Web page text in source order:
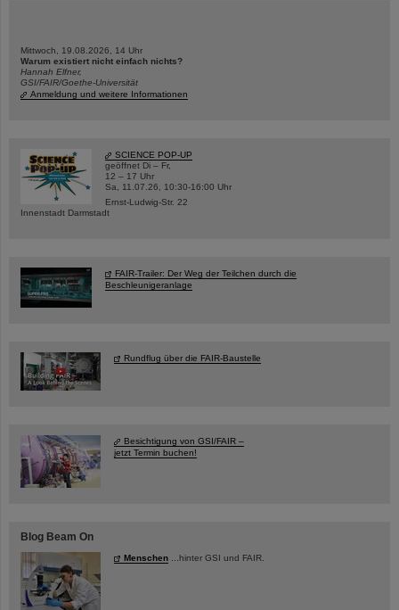
Mittwoch, 19.08.2026, 14 Uhr
Warum existiert nicht einfach nichts?
Hannah Elfner,
GSI/FAIR/Goethe-Universität
Anmeldung und weitere Informationen
SCIENCE POP-UP
geöffnet Di – Fr,
12 – 17 Uhr
Sa, 11.07.26, 10:30-16:00 Uhr
Ernst-Ludwig-Str. 22
Innenstadt Darmstadt
FAIR-Trailer: Der Weg der Teilchen durch die
Beschleunigeranlage
Rundflug über die FAIR-Baustelle
Besichtigung von GSI/FAIR –
jetzt Termin buchen!
Blog Beam On
Menschen ...hinter GSI und FAIR.